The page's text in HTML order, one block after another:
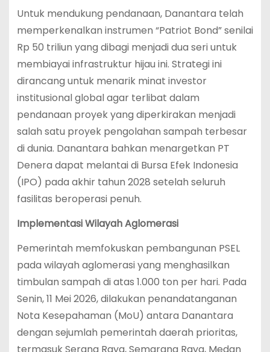
Untuk mendukung pendanaan, Danantara telah
memperkenalkan instrumen “Patriot Bond” senilai
Rp 50 triliun yang dibagi menjadi dua seri untuk
membiayai infrastruktur hijau ini. Strategi ini
dirancang untuk menarik minat investor
institusional global agar terlibat dalam
pendanaan proyek yang diperkirakan menjadi
salah satu proyek pengolahan sampah terbesar
di dunia. Danantara bahkan menargetkan PT
Denera dapat melantai di Bursa Efek Indonesia
(IPO) pada akhir tahun 2028 setelah seluruh
fasilitas beroperasi penuh.
Implementasi Wilayah Aglomerasi
Pemerintah memfokuskan pembangunan PSEL
pada wilayah aglomerasi yang menghasilkan
timbulan sampah di atas 1.000 ton per hari. Pada
Senin, 11 Mei 2026, dilakukan penandatanganan
Nota Kesepahaman (MoU) antara Danantara
dengan sejumlah pemerintah daerah prioritas,
termasuk Serang Raya, Semarang Raya, Medan